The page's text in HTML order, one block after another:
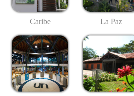
Caribe La Paz